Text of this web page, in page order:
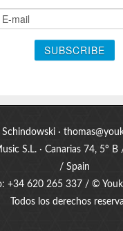
Schindowski ·
S.L. · Canarias 74, 5º
/ Spain
+34 620 265 337 / ©
Todos los derechos